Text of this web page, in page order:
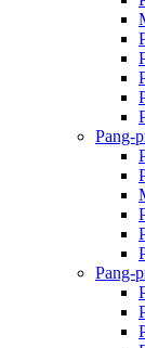
Pang-
Pang-